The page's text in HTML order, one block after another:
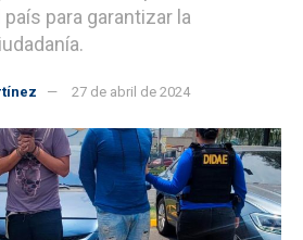
para garantizar la
27 de abril de 2024